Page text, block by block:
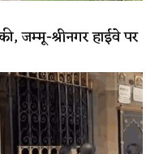
जम्मू-श्रीनगर हाईवे पर